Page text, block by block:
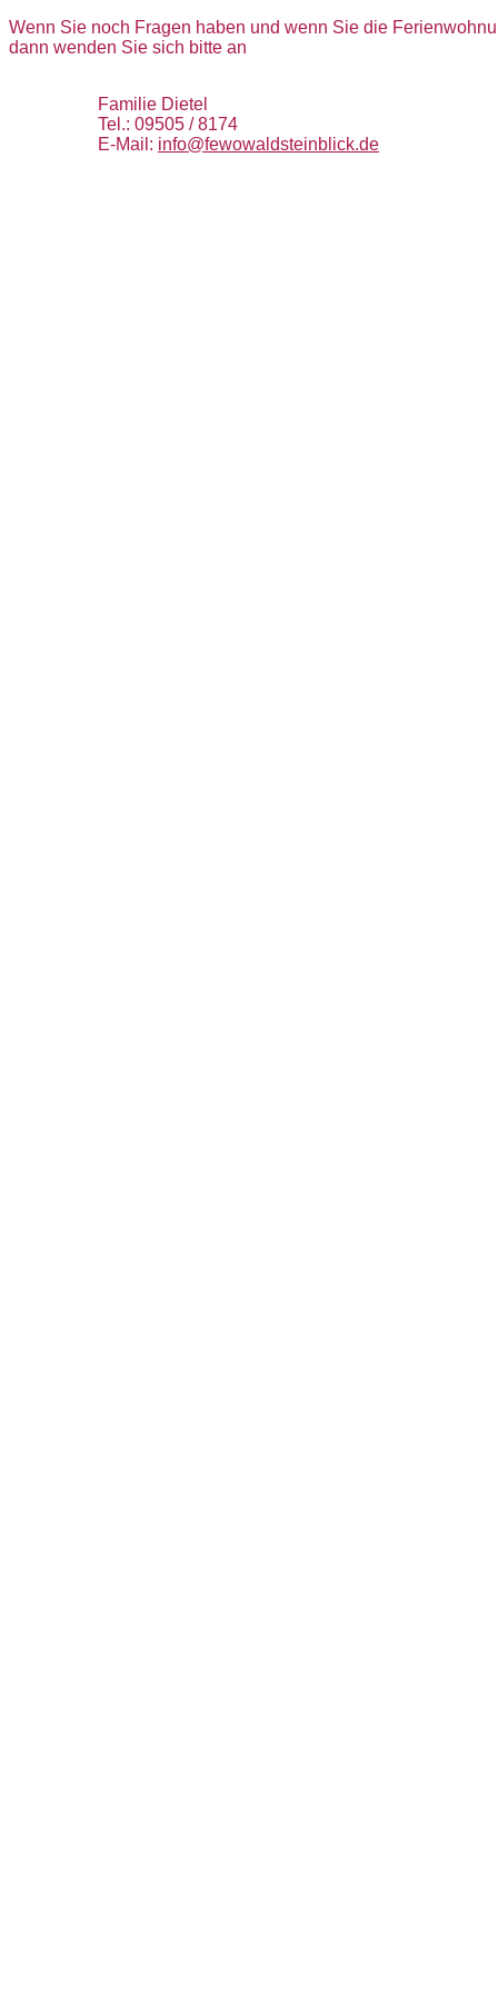
Wenn Sie noch Fragen haben und wenn Sie die
dann wenden Sie sich bitte an
Familie Dietel
Tel.: 09505 / 8174
E-Mail: info@fewowaldsteinblick.de